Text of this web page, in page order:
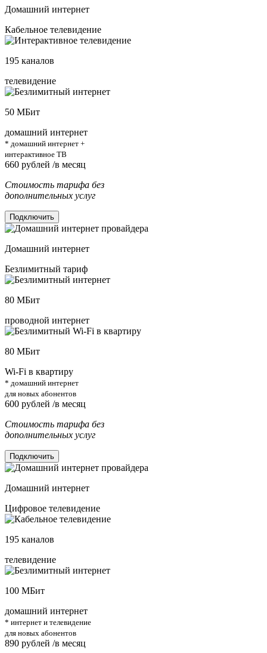
Домашний интернет
Кабельное телевидение
195 каналов
телевидение
50 МБит
домашний интернет
* домашний интернет +
интерактивное ТВ
660 рублей /в месяц
Стоимость тарифа без
дополнительных услуг
Подключить
Домашний интернет
Безлимитный тариф
80 МБит
проводной интернет
80 МБит
Wi-Fi в квартиру
* домашний интернет
для новых абонентов
600 рублей /в месяц
Стоимость тарифа без
дополнительных услуг
Подключить
Домашний интернет
Цифровое телевидение
195 каналов
телевидение
100 МБит
домашний интернет
* интернет и телевидение
для новых абонентов
890 рублей /в месяц